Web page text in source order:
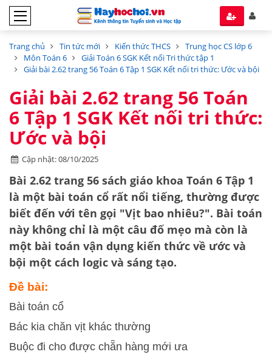
Trang chủ Tin tức mới Kiến thức THCS
Trung học CS lớp 6
Môn Toán 6
Giải Toán 6 SGK Kết nối Tri thức tập 1
Giải bài 2.62 trang 56 Toán 6 Tập 1 SGK Kết nối tri thức: Ước và bội
Giải bài 2.62 trang 56 Toán
6 Tập 1 SGK Kết nối tri thức:
Ước và bội
Cập nhật: 08/10/2025
Bài 2.62 trang 56 sách giáo khoa Toán 6 Tập 1
là một bài toán cổ rất nổi tiếng, thường được
biết đến với tên gọi "Vịt bao nhiêu?". Bài toán
này không chỉ là một câu đố mẹo mà còn là
một bài toán vận dụng kiến thức về ước và
bội một cách logic và sáng tạo.
Đề bài:
Bài toán cổ
Bác kia chăn vịt khác thường
Buộc đi cho được chẵn hàng mới ưa